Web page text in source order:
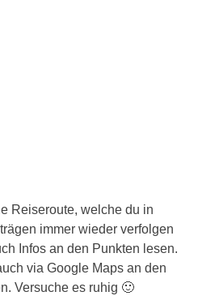
Reiseroute, welche du in
immer wieder verfolgen
Infos an den Punkten lesen.
via Google Maps an den
Versuche es ruhig 🙂